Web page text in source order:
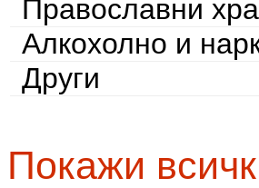
Православни
Алкохолно и
Други
Покажи